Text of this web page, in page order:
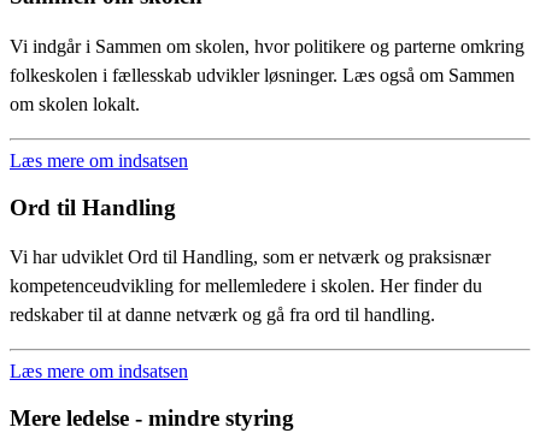
Vi indgår i Sammen om skolen, hvor politikere og parterne omkring
folkeskolen i fællesskab udvikler løsninger. Læs også om Sammen
om skolen lokalt.
Læs mere om indsatsen
Ord til Handling
Vi har udviklet Ord til Handling, som er netværk og praksisnær
kompetenceudvikling for mellemledere i skolen. Her finder du
redskaber til at danne netværk og gå fra ord til handling.
Læs mere om indsatsen
Mere ledelse - mindre styring